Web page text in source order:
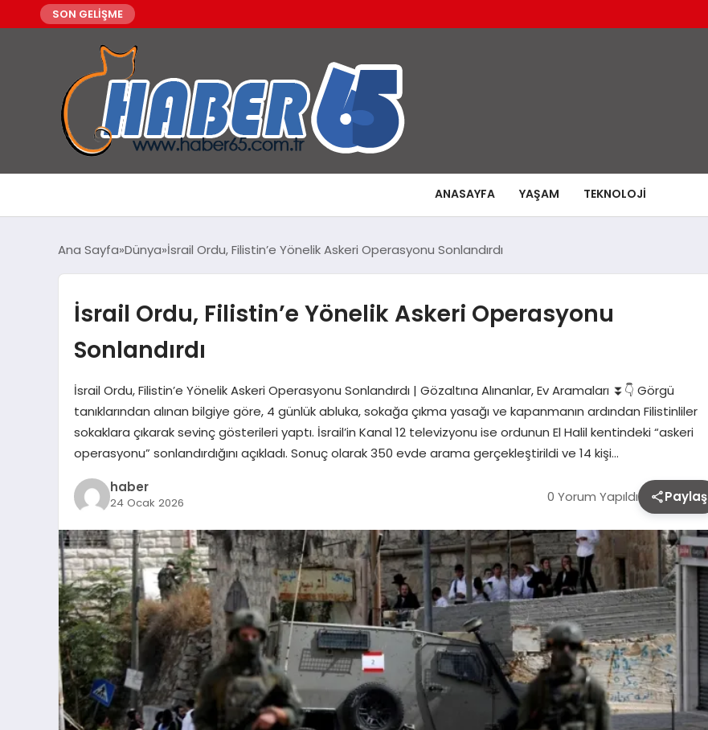
SON GELİŞME
ANASAYFA YAŞAM TEKNOLOJI
Ana Sayfa Dünya İsrail Ordu, Filistin’e Yönelik Askeri Operasyonu Sonlandırdı
İsrail Ordu, Filistin’e Yönelik Askeri Operasyonu
Sonlandırdı
İsrail Ordu, Filistin’e Yönelik Askeri Operasyonu Sonlandırdı | Gözaltına Alınanlar, Ev Aramaları ⏬👇 Görgü
tanıklarından alınan bilgiye göre, 4 günlük abluka, sokağa çıkma yasağı ve kapanmanın ardından Filistinliler
sokaklara çıkarak sevinç gösterileri yaptı. İsrail’in Kanal 12 televizyonu ise ordunun El Halil kentindeki “askeri
operasyonu” sonlandırdığını açıkladı. Sonuç olarak 350 evde arama gerçekleştirildi ve 14 kişi…
haber
24 Ocak 2026 0 Yorum Yapıldı Paylaş